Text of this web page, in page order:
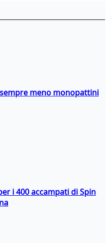
meno monopattini
i 400 accampati di Spin